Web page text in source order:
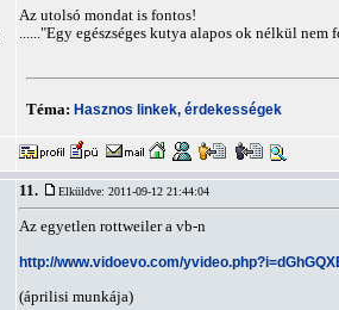
Az utolsó mondat is fontos!
......"Egy egészséges kutya alapos ok nélkül
Téma: Hasznos linkek, érdekességek
11. Elküldve: 2011-09-12 21:44:04
Az egyetlen rottweiler a vb-n
http://www.vidoevo.com/
(áprilisi munkája)